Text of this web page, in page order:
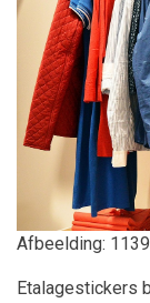
Afbeelding:
Etalagestickers